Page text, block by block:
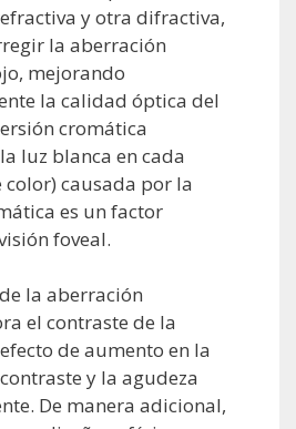
y otra difractiva,
la aberración
mejorando
la calidad óptica del
cromática
luz blanca en cada
causada por la
es un factor
foveal.
la aberración
el contraste de la
de aumento en la
y la agudeza
De manera adicional,